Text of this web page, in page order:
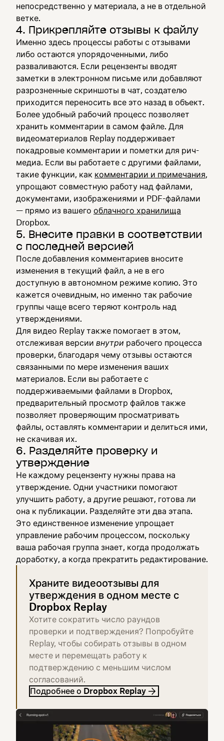
непосредственно у материала, а не в отдельной
ветке.
4. Прикрепляйте отзывы к файлу
Именно здесь процессы работы с отзывами
либо остаются упорядоченными, либо
разваливаются. Если рецензенты вводят
заметки в электронном письме или добавляют
разрозненные скриншоты в чат, создателю
приходится переносить все это назад в объект.
Более удобный рабочий процесс позволяет
хранить комментарии в самом файле. Для
видеоматериалов Replay поддерживает
покадровые комментарии и пометки для рич-
медиа. Если вы работаете с другими файлами,
такие функции, как комментарии и примечания,
упрощают совместную работу над файлами,
документами, изображениями и PDF-файлами
— прямо из вашего облачного хранилища
Dropbox.
5. Внесите правки в соответствии
с последней версией
После добавления комментариев вносите
изменения в текущий файл, а не в его
доступную в автономном режиме копию. Это
кажется очевидным, но именно так рабочие
группы чаще всего теряют контроль над
утверждениями.
Для видео Replay также помогает в этом,
отслеживая версии внутри рабочего процесса
проверки, благодаря чему отзывы остаются
связанными по мере изменения ваших
материалов. Если вы работаете с
поддерживаемыми файлами в Dropbox,
предварительный просмотр файлов также
позволяет проверяющим просматривать
файлы, оставлять комментарии и делиться ими,
не скачивая их.
6. Разделяйте проверку и
утверждение
Не каждому рецензенту нужны права на
утверждение. Одни участники помогают
улучшить работу, а другие решают, готова ли
она к публикации. Разделяйте эти два этапа.
Это единственное изменение упрощает
управление рабочим процессом, поскольку
ваша рабочая группа знает, когда продолжать
доработку, а когда прекратить редактирование.
Храните видеоотзывы для
утверждения в одном месте с
Dropbox Replay
Хотите сократить число раундов
проверки и подтверждения? Попробуйте
Replay, чтобы собирать отзывы в одном
месте и перемещать работу к
подтверждению с меньшим числом
согласований.
Подробнее о Dropbox Replay